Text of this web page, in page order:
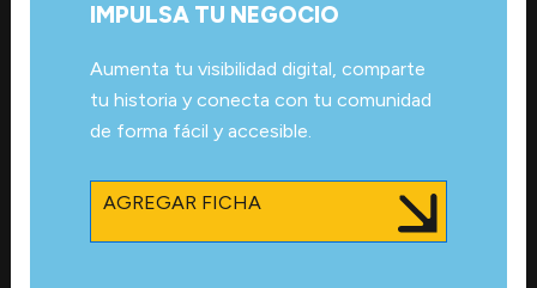
IMPULSA TU NEGOCIO
Aumenta tu visibilidad digital, comparte
tu historia y conecta con tu comunidad
de forma fácil y accesible.
AGREGAR FICHA